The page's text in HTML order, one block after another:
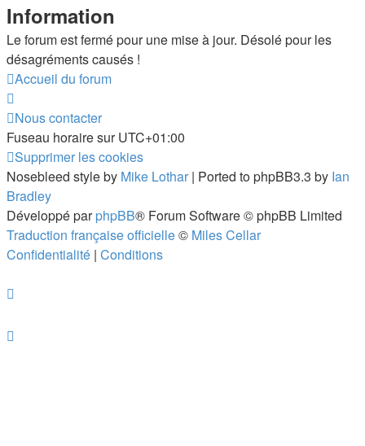
Information
Le forum est fermé pour une mise à jour. Désolé pour les
désagréments causés !
Accueil du forum
Nous contacter
Fuseau horaire surUTC+01:00
Supprimer les cookies
Nosebleed style by Mike Lothar | Ported to phpBB3.3 by Ian
Bradley
Développé parphpBB® Forum Software © phpBB Limited
Traduction française officielle© Miles Cellar
Confidentialité | Conditions